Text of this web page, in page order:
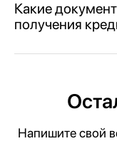
Какие
получения
Напишите свой